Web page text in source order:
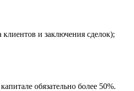
и заключения сделок);
обязательно более 50%.